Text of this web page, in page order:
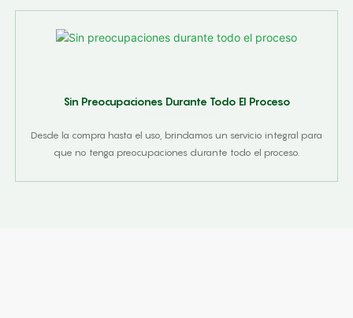
Sin Preocupaciones Durante Todo El Proceso
Desde la compra hasta el uso, brindamos un servicio integral para
que no tenga preocupaciones durante todo el proceso.